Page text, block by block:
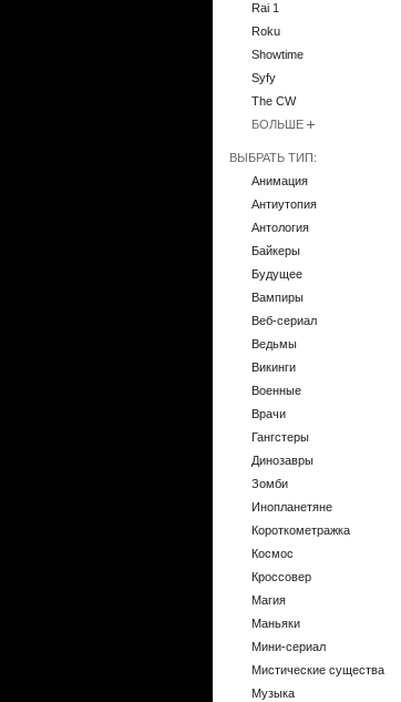
Rai 1
Roku
Showtime
Syfy
The CW
БОЛЬШЕ
ВЫБРАТЬ ТИП:
Анимация
Антиутопия
Антология
Байкеры
Будущее
Вампиры
Веб-сериал
Ведьмы
Викинги
Военные
Врачи
Гангстеры
Динозавры
Зомби
Инопланетяне
Короткометражка
Космос
Кроссовер
Магия
Маньяки
Мини-сериал
Мистические существа
Музыка